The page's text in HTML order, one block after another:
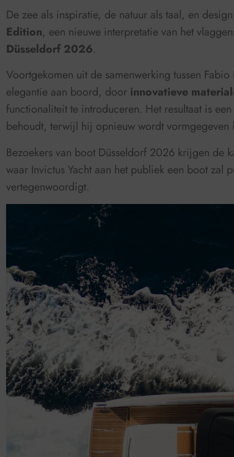
De zee als inspiratie, de natuur als taal, en
Edition, een nieuwe interpretatie van het
Düsseldorf 2026.
Voortgekomen uit de samenwerking tussen
elegantie aan boord, door innovatieve
functionaliteit te introduceren. Het resultaat is
behoudt, terwijl hij opnieuw wordt
Bezoekers van boot Düsseldorf 2026 krijgen de
waar Invictus Yacht aan het publiek een boot zal
vertegenwoordigt.